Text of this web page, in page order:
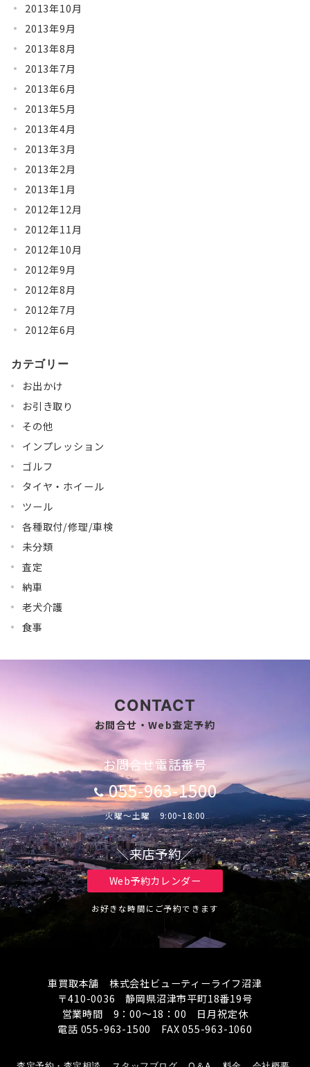
2013年10月
2013年9月
2013年8月
2013年7月
2013年6月
2013年5月
2013年4月
2013年3月
2013年2月
2013年1月
2012年12月
2012年11月
2012年10月
2012年9月
2012年8月
2012年7月
2012年6月
カテゴリー
お出かけ
お引き取り
その他
インプレッション
ゴルフ
タイヤ・ホイール
ツール
各種取付/修理/車検
未分類
査定
納車
老犬介護
食事
CONTACT
お問合せ・Web査定予約
お問合せ電話番号
055-963-1500
火曜～土曜 9:00~18:00
＼来店予約／
Web予約カレンダー
お好きな時間にご予約できます
車買取本舗 株式会社ビューティーライフ沼津
〒410-0036 静岡県沼津市平町18番19号
営業時間 9：00～18：00 日月祝定休
電話 055-963-1500 FAX 055-963-1060